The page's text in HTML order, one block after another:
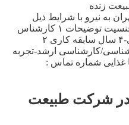
زنده
به نیرو با شرایط ذیل
نیازمند است: ردیف عنوان شغلی جنسیت توضیحات ۱ کارشناس
فرمولاسیون خانم کارشناس شیمی-۴ سال سابقه کاری ۲
کارشناسی ارشد-تجربه
غذایی شماره تماس :
در شرکت طبیعت